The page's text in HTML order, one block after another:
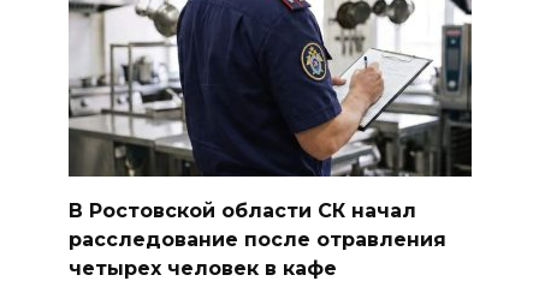
В Ростовской области СК начал
расследование после отравления
четырех человек в кафе